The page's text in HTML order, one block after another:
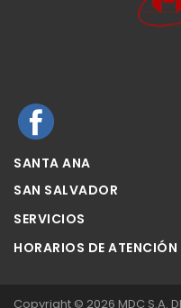
SANTA ANA
SAN SALVADOR
SERVICIOS
HORARIOS DE ATENCIÓN
Copyright © 2026 MDC S.A.